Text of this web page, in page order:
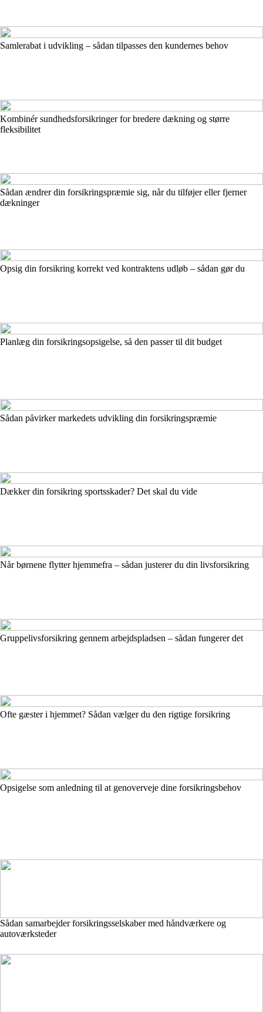
Samlerabat i udvikling – sådan tilpasses den kundernes behov
Kombinér sundhedsforsikringer for bredere dækning og større
fleksibilitet
Sådan ændrer din forsikringspræmie sig, når du tilføjer eller fjerner
dækninger
Opsig din forsikring korrekt ved kontraktens udløb – sådan gør du
Planlæg din forsikringsopsigelse, så den passer til dit budget
Sådan påvirker markedets udvikling din forsikringspræmie
Dækker din forsikring sportsskader? Det skal du vide
Når børnene flytter hjemmefra – sådan justerer du din livsforsikring
Gruppelivsforsikring gennem arbejdspladsen – sådan fungerer det
Ofte gæster i hjemmet? Sådan vælger du den rigtige forsikring
Opsigelse som anledning til at genoverveje dine forsikringsbehov
Sådan samarbejder forsikringsselskaber med håndværkere og
autoværksteder